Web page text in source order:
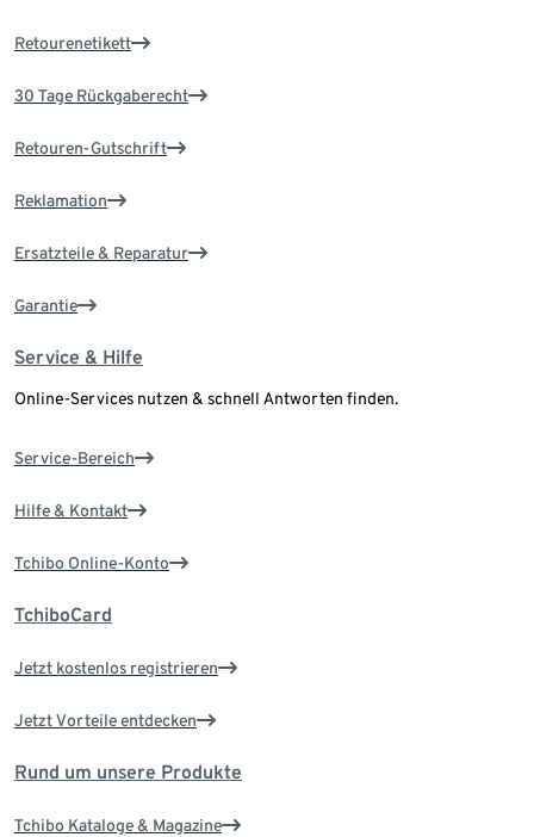
Retourenetikett
30 Tage Rückgaberecht
Retouren-Gutschrift
Reklamation
Ersatzteile & Reparatur
Garantie
Service & Hilfe
Online-Services nutzen & schnell Antworten finden.
Service-Bereich
Hilfe & Kontakt
Tchibo Online-Konto
TchiboCard
Jetzt kostenlos registrieren
Jetzt Vorteile entdecken
Rund um unsere Produkte
Tchibo Kataloge & Magazine